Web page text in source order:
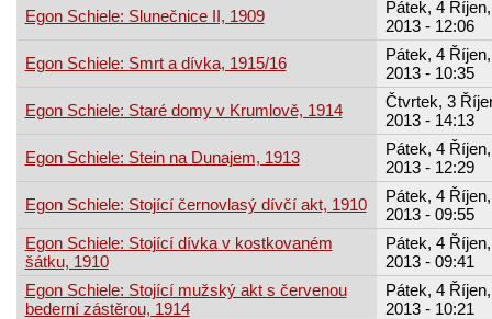
Egon Schiele: Slunečnice II, 1909
Pátek, 4 Říjen,
2013 - 12:06
Egon Schiele: Smrt a dívka, 1915/16
Pátek, 4 Říjen,
2013 - 10:35
Egon Schiele: Staré domy v Krumlově, 1914
Čtvrtek, 3
2013 - 14:13
Egon Schiele: Stein na Dunajem, 1913
Pátek, 4 Říjen,
2013 - 12:29
Egon Schiele: Stojící černovlasý dívčí akt, 1910
Pátek, 4 Říjen,
2013 - 09:55
Egon Schiele: Stojící dívka v kostkovaném
šátku, 1910
Pátek, 4 Říjen,
2013 - 09:41
Egon Schiele: Stojící mužský akt s červenou
bederní zástěrou, 1914
Pátek, 4 Říjen,
2013 - 10:21